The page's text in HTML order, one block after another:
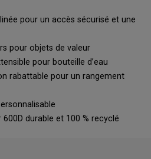
pour un accès sécurisé et une
pour objets de valeur
pour bouteille d’eau
rabattable pour un rangement
600D durable et 100 % recyclé